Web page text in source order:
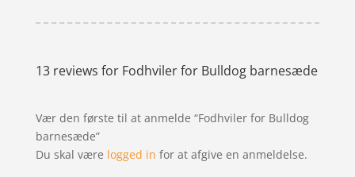
13 reviews for Fodhviler for Bulldog barnesæde
Vær den første til at anmelde “Fodhviler for Bulldog
barnesæde”
Du skal være logged in for at afgive en anmeldelse.